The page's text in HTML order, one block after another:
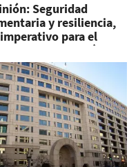
Seguridad
y resiliencia,
para el
de Centroamérica